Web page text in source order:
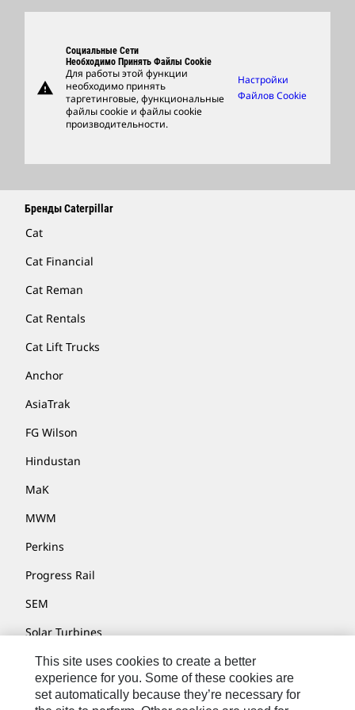
Support
Фирменные Товары
Найти Дилера
warning
Социальные Сети
Необходимо Принять Файлы Cookie
Для работы этой функции
необходимо принять
таргетинговые, функциональные
файлы cookie и файлы cookie
производительности.
Настройки
Файлов Cookie
Бренды Caterpillar
Cat
Cat Financial
Cat Reman
Cat Rentals
Cat Lift Trucks
Anchor
AsiaTrak
FG Wilson
Hindustan
MaK
MWM
Perkins
Progress Rail
SEM
Solar Turbines
SPM Oil & Gas
Turner Powertrain Systems
This site uses cookies to create a better
experience for you. Some of these cookies are
set automatically because they’re necessary for